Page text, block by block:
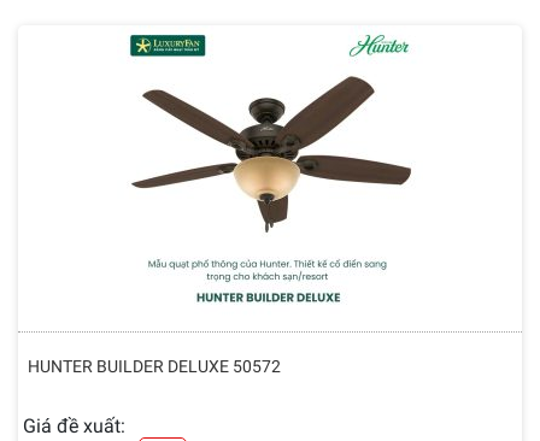
HUNTER BUILDER DELUXE 50572
Giá đề xuất: